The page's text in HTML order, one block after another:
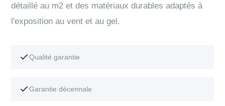
détaillé au m2 et des matériaux durables adaptés à
l'exposition au vent et au gel.
Qualité garantie
Garantie décennale